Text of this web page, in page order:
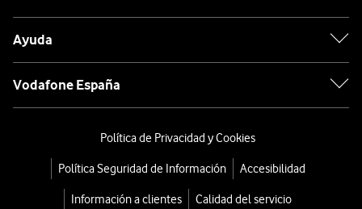
Ayuda
Vodafone España
Política de Privacidad y Cookies
Política Seguridad de Información Accesibilidad
Información a clientes Calidad del servicio